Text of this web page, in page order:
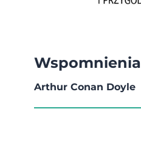
Arthur Conan Doyle